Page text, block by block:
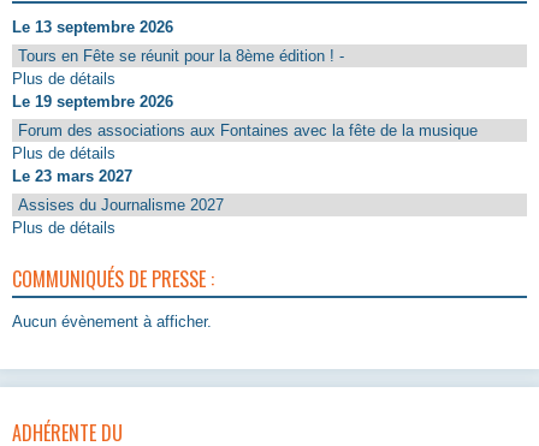
Le 13 septembre 2026
Tours en Fête se réunit pour la 8ème édition ! -
Plus de détails
Le 19 septembre 2026
Forum des associations aux Fontaines avec la fête de la musique
Plus de détails
Le 23 mars 2027
Assises du Journalisme 2027
Plus de détails
COMMUNIQUÉS DE PRESSE :
Aucun évènement à afficher.
ADHÉRENTE DU